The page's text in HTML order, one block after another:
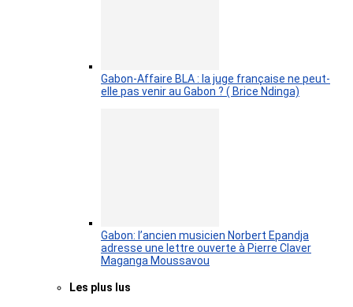
Gabon-Affaire BLA : la juge française ne peut-
elle pas venir au Gabon ? ( Brice Ndinga)
Gabon: l’ancien musicien Norbert Epandja
adresse une lettre ouverte à Pierre Claver
Maganga Moussavou
Les plus lus